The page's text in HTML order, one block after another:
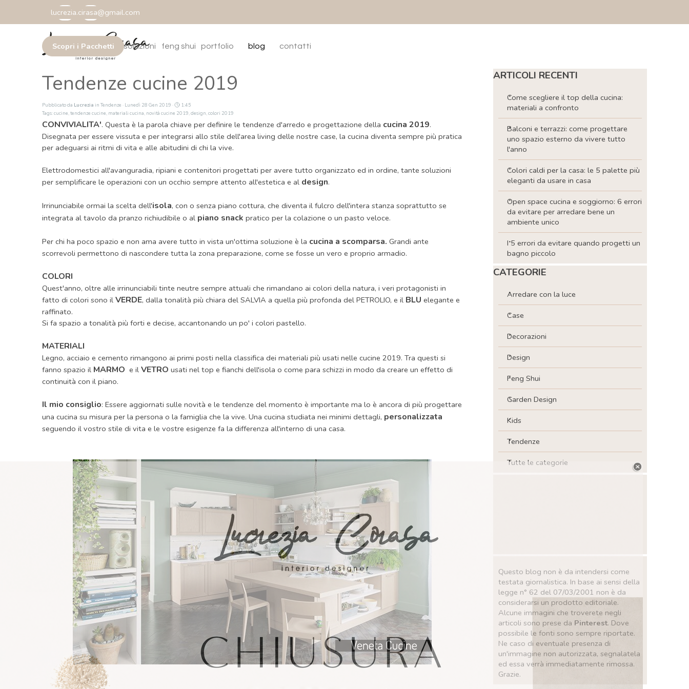
lucrezia.cirasa@gmail.com
home chi sono soluzioni ▼
feng shui portfolio blog contatti
Scopri i Pacchetti
Tendenze cucine 2019
Pubblicato da Lucrezia in Tendenze · Lunedì 28 Gen 2019 ·
1:45
Tags:cucine,tendenze cucine, materiali cucina, novità cucine 2019,design,colori 2019
CONVIVIALITA'. Questa è la parola chiave per definire le tendenze d'arredo e progettazione della cucina 2019.
Disegnata per essere vissuta e per integrarsi allo stile dell'area living delle nostre case, la cucina diventa sempre più pratica
per adeguarsi ai ritmi di vita e alle abitudini di chi la vive.
Elettrodomestici all'avanguradia, ripiani e contenitori progettati per avere tutto organizzato ed in ordine, tante soluzioni
per semplificare le operazioni con un occhio sempre attento all'estetica e al design.
Irrinunciabile ormai la scelta dell'isola, con o senza piano cottura, che diventa il fulcro dell'intera stanza soprattutto se
integrata al tavolo da pranzo richiudibile o al piano snack pratico per la colazione o un pasto veloce.
Per chi ha poco spazio e non ama avere tutto in vista un'ottima soluzione è la cucina a scomparsa. Grandi ante
scorrevoli permettono di nascondere tutta la zona preparazione, come se fosse un vero e proprio armadio.
COLORI
Quest'anno, oltre alle irrinunciabili tinte neutre sempre attuali che rimandano ai colori della natura, i veri protagonisti in
fatto di colori sono il VERDE, dalla tonalità più chiara del SALVIA a quella più profonda del PETROLIO, e il BLU elegante e
raffinato.
Si fa spazio a tonalità più forti e decise, accantonando un po' i colori pastello.
MATERIALI
Legno, acciaio e cemento rimangono ai primi posti nella classifica dei materiali più usati nelle cucine 2019. Tra questi si
fanno spazio il MARMO e il VETRO usati nel top e fianchi dell'isola o come para schizzi in modo da creare un effetto di
continuità con il piano.
Il mio consiglio: Essere aggiornati sulle novità e le tendenze del momento è importante ma lo è ancora di più progettare
una cucina su misura per la persona o la famiglia che la vive. Una cucina studiata nei minimi dettagli, personalizzata
seguendo il vostro stile di vita e le vostre esigenze fa la differenza all'interno di una casa.
Salta blocco ARTICOLI RECENTI
ARTICOLI RECENTI
Come scegliere il top della cucina:
materiali a confronto
Balconi e terrazzi: come progettare
uno spazio esterno da vivere tutto
l'anno
Colori caldi per la casa: le 5 palette più
eleganti da usare in casa
Open space cucina e soggiorno: 6 errori
da evitare per arredare bene un
ambiente unico
I 5 errori da evitare quando progetti un
bagno piccolo
Salta blocco CATEGORIE
CATEGORIE
Arredare con la luce
Case
Decorazioni
Design
Feng Shui
Garden Design
Kids
Tendenze
Tutte le categorie
Questo blog non è da intendersi come
testata giornalistica. In base ai sensi della
legge n° 62 del 07/03/2001 non è da
considerarsi un prodotto editoriale.
Alcune immagini che troverete negli
articoli sono prese da Pinterest. Dove
possibile le fonti sono sempre riportate.
Ne caso di eventuale presenza di
un'immagine non autorizzata, segnalatela
ed essa verrà immediatamente rimossa.
Grazie.